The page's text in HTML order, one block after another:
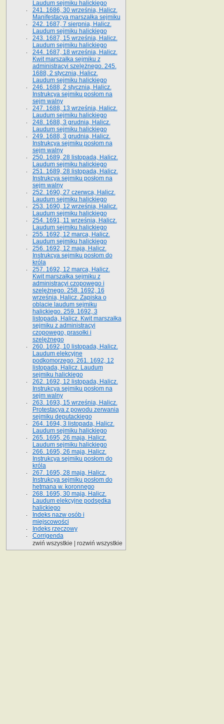
Laudum sejmiku halickiego
241. 1686, 30 września, Halicz.
Manifestacya marszałka sejmiku
242. 1687, 7 sierpnia, Halicz.
Laudum sejmiku halickiego
243. 1687, 15 września, Halicz.
Laudum sejmiku halickiego
244. 1687, 18 września, Halicz.
Kwit marszałka sejmiku z
administracyi szelężnego. 245.
1688, 2 stycznia, Halicz.
Laudum sejmiku halickiego
246. 1688, 2 stycznia, Halicz.
Instrukcya sejmiku posłom na
sejm walny
247. 1688, 13 września, Halicz.
Laudum sejmiku halickiego
248. 1688, 3 grudnia, Halicz.
Laudum sejmiku halickiego
249. 1688, 3 grudnia, Halicz.
Instrukcya sejmiku posłom na
sejm walny
250. 1689, 28 listopada, Halicz.
Laudum sejmiku halickiego
251. 1689, 28 listopada, Halicz.
Instrukcya sejmiku posłom na
sejm walny
252. 1690, 27 czerwca, Halicz.
Laudum sejmiku halickiego
253. 1690, 12 września, Halicz.
Laudum sejmiku halickiego
254. 1691, 11 września, Halicz.
Laudum sejmiku halickiego
255. 1692, 12 marca, Halicz.
Laudum sejmiku halickiego
256. 1692, 12 maja, Halicz.
Instrukcya sejmiku posłom do
króla
257. 1692, 12 marca, Halicz.
Kwit marszałka sejmiku z
administracyi czopowego i
szelężnego. 258. 1692, 16
września, Halicz. Zapiska o
oblacie laudum sejmiku
halickiego. 259. 1692, 3
listopada, Halicz. Kwit marszałka
sejmiku z administracyi
czopowego, prasołki i
szelężnego
260. 1692, 10 listopada, Halicz.
Laudum elekcyjne
podkomorzego. 261. 1692, 12
listopada, Halicz. Laudum
sejmiku halickiego
262. 1692, 12 listopada, Halicz.
Instrukcya sejmiku posłom na
sejm walny
263. 1693, 15 września, Halicz.
Protestacya z powodu zerwania
sejmiku deputackiego
264. 1694, 3 listopada, Halicz.
Laudum sejmiku halickiego
265. 1695, 26 maja, Halicz.
Laudum sejmiku halickiego
266. 1695, 26 maja, Halicz.
Instrukcya sejmiku posłom do
króla
267. 1695, 28 maja, Halicz.
Instrukcya sejmiku posłom do
hetmana w. koronnego
268. 1695, 30 maja, Halicz.
Laudum elekcyjne podsędka
halickiego
Indeks nazw osób i
miejscowości
Indeks rzeczowy
Corrigenda
zwiń wszystkie
rozwiń wszystkie